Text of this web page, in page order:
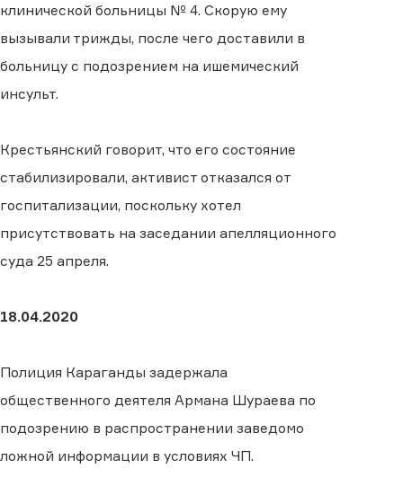
клинической больницы № 4. Скорую ему
вызывали трижды, после чего доставили в
больницу с подозрением на ишемический
инсульт.
Крестьянский говорит, что его состояние
стабилизировали, активист отказался от
госпитализации, поскольку хотел
присутствовать на заседании апелляционного
суда 25 апреля.
18.04.2020
Полиция Караганды задержала
общественного деятеля Армана Шураева по
подозрению в распространении заведомо
ложной информации в условиях ЧП.